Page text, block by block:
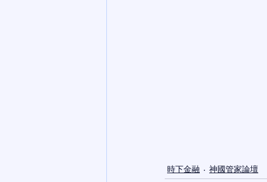
時下金融 神國管家論壇